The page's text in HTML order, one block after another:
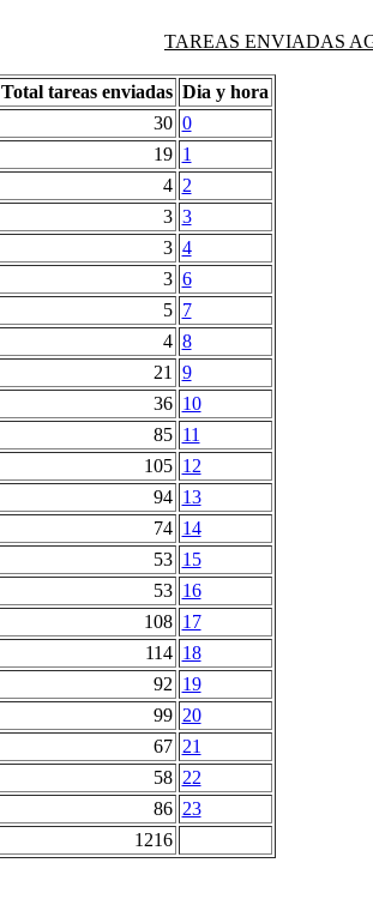
TAREAS ENVIADAS
Total tareas enviadas Dia y hora
30 0
19 1
4 2
3 3
3 4
3 6
5 7
4 8
21
9
36 10
85 11
105 12
94 13
74 14
53 15
53 16
108 17
114 18
92 19
99 20
67 21
58 22
86 23
1216